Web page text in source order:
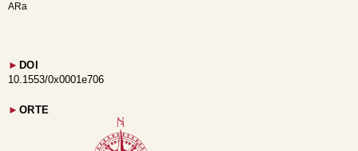
ARa
► DOI
10.1553/0x0001e706
► ORTE